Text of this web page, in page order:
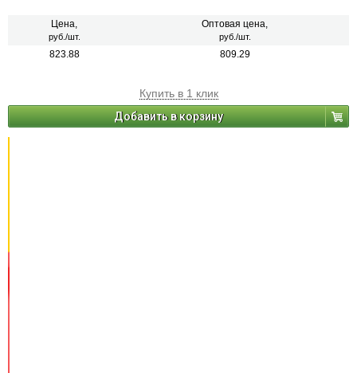
и водоизоляционных слоях при длительной эксплуатации кровли.
Цена,
руб./шт.
Оптовая цена,
руб./шт.
823.88 809.29
Купить в 1 клик
Добавить в корзину